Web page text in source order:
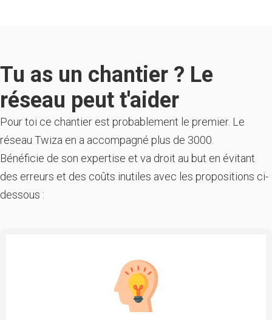
Tu as un chantier ? Le
réseau peut t'aider
Pour toi ce chantier est probablement le premier. Le
réseau Twiza en a accompagné plus de 3000.
Bénéficie de son expertise et va droit au but en évitant
des erreurs et des coûts inutiles avec les propositions ci-
dessous :